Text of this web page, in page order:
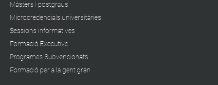
Màsters i postgraus
Microcredencials universitàries
Sessions informatives
Formació Executive
Programes Subvencionats
Formació per a la gent gran